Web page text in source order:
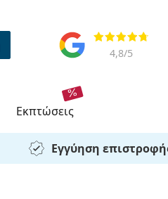
Αξιολογήσεις
4,8/5
εκπτώσεις
Εγγύηση